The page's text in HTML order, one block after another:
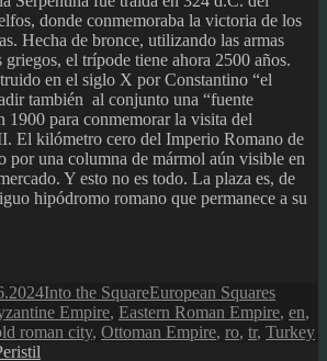
donde conmemoraba la victoria de los
Hecha de bronce, utilizando las armas
griegos, el trípode tiene ahora 2500 años.
en el siglo X por Constantino “el
también al conjunto una “fuente
1900 para conmemorar la visita del
El kilómetro cero del Imperio Romano de
por una columna de mármol aún visible en
Y esto no es todo. La plaza es, de
hipódromo romano que permanece a su
Author
Into the SquareCategories
European SquaresTags
Empire, Eastern Roman Empire, en,
roman city, Ottoman Empire, ro, tr, Turkey